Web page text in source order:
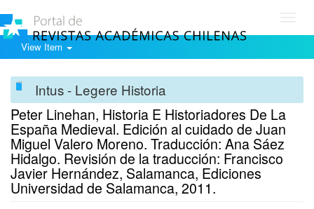
View Item
Intus - Legere Historia
Peter Linehan, Historia E Historiadores De La
España Medieval. Edición al cuidado de Juan
Miguel Valero Moreno. Traducción: Ana Sáez
Hidalgo. Revisión de la traducción: Francisco
Javier Hernández, Salamanca, Ediciones
Universidad de Salamanca, 2011.